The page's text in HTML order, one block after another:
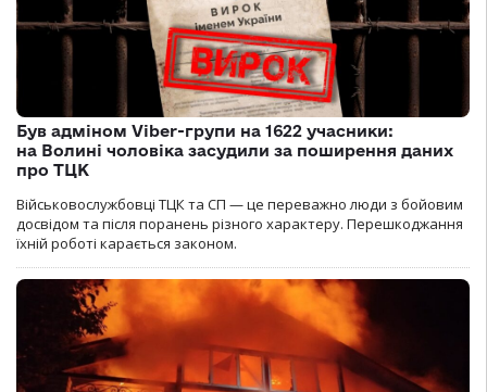
Був адміном Viber-групи на 1622 учасники:
на Волині чоловіка засудили за поширення даних
про ТЦК
Військовослужбовці ТЦК та СП — це переважно люди з бойовим
досвідом та після поранень різного характеру. Перешкоджання
їхній роботі карається законом.